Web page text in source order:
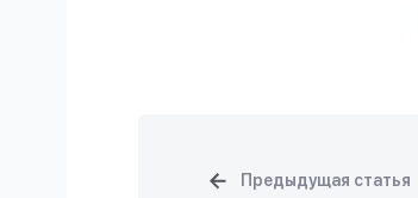
Предыдущая статья